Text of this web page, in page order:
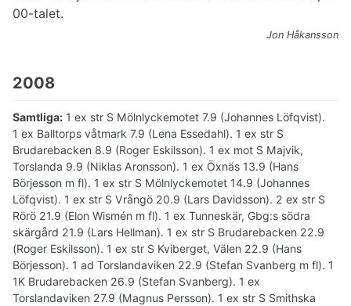
00-talet.
Jon Håkansson
2008
Samtliga: 1 ex str S Mölnlyckemotet 7.9 (Johannes Löfqvist).
1 ex Balltorps våtmark 7.9 (Lena Essedahl). 1 ex str S
Brudarebacken 8.9 (Roger Eskilsson). 1 ex mot S Majvik,
Torslanda 9.9 (Niklas Aronsson). 1 ex Öxnäs 13.9 (Hans
Börjesson m fl). 1 ex str S Mölnlyckemotet 14.9 (Johannes
Löfqvist). 1 ex str S Vrångö 20.9 (Lars Davidsson). 2 ex str S
Rörö 21.9 (Elon Wismén m fl). 1 ex Tunneskär, Gbg:s södra
skärgård 21.9 (Lars Hellman). 1 ex str S Brudarebacken 22.9
(Roger Eskilsson). 1 ex str S Kviberget, Välen 22.9 (Hans
Börjesson). 1 ad Torslandaviken 22.9 (Stefan Svanberg m fl). 1
1K Brudarebacken 26.9 (Stefan Svanberg). 1 ex
Torslandaviken 27.9 (Magnus Persson). 1 ex str S Smithska